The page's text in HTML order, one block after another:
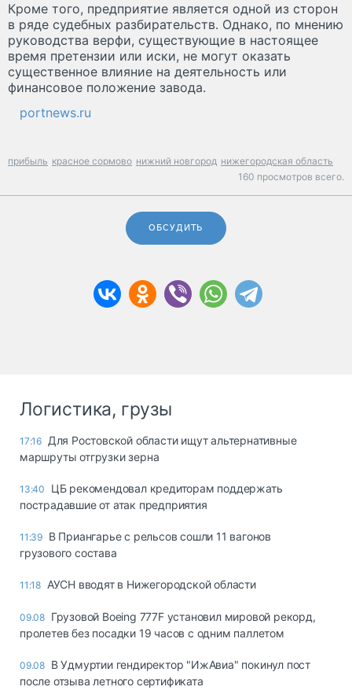
Кроме того, предприятие является одной из сторон
в ряде судебных разбирательств. Однако, по мнению
руководства верфи, существующие в настоящее
время претензии или иски, не могут оказать
существенное влияние на деятельность или
финансовое положение завода.
portnews.ru
прибыль красное сормово нижний новгород нижегородская область
160 просмотров всего.
ОБСУДИТЬ
Логистика, грузы
17:16 Для Ростовской области ищут альтернативные
маршруты отгрузки зерна
13:40
ЦБ рекомендовал кредиторам поддержать
пострадавшие от атак предприятия
11:39 В Приангарье с рельсов сошли 11 вагонов
грузового состава
11:18 АУСН вводят в Нижегородской области
09.08 Грузовой Boeing 777F установил мировой рекорд,
пролетев без посадки 19 часов с одним паллетом
09.08 В Удмуртии гендиректор "ИжАвиа" покинул пост
после отзыва летного сертификата